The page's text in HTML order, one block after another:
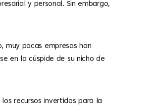
y personal. Sin embargo,
muy pocas empresas han
en la cúspide de su nicho de
recursos invertidos para la